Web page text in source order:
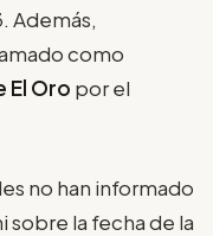
Además,
como
El Oro por el
no han informado
sobre la fecha de la